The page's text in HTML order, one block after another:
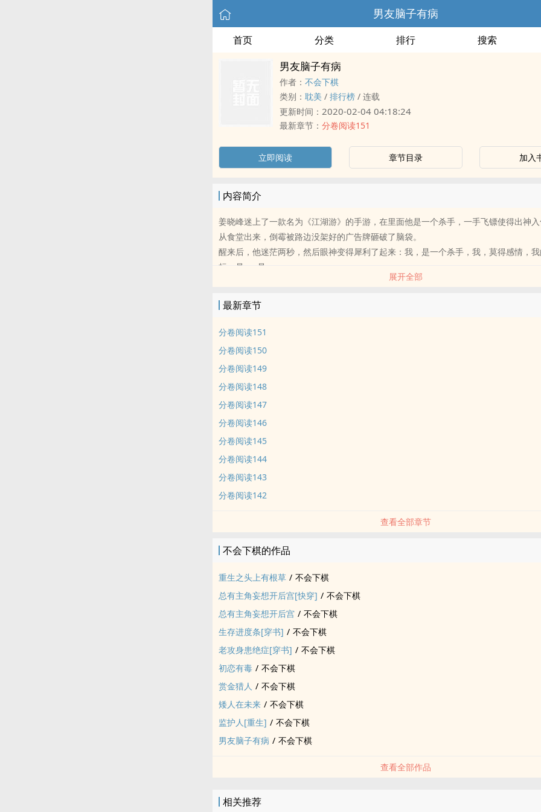
男友脑子有病
首页 分类 排行 搜索
男友脑子有病
作者： 不会下棋
类别： 耽美 / 排行榜 / 连载
更新时间： 2020-02-04 04:18:24
最新章节： 分卷阅读151
立即阅读 章节目录 加入
内容简介
姜晓峰迷上了一款名为《江湖游》的手游，在里面他是一个杀手，一手飞镖使得出神
从食堂出来，倒霉被路边没架好的广告牌砸破了脑袋。
醒来后，他迷茫两秒，然后眼神变得犀利了起来：我，是一个杀手，我，莫得感情，我
标，是……是……
舍友：孟浮生可真好心啊，不仅送晓峰来医院，还垫付了医药费。
几天后，孟浮生在路上被一个折叠成心形的“飞镖”砸中。
他看一眼花坛后鬼鬼祟祟的姜晓峰：……
……
不久之后，姜晓峰清醒过来，震惊地发现自己多了个男朋友，还听说这个男朋友是他千
打不择手段硬生生掰弯追回来的。
姜晓峰尴尬而僵硬：“那个……分手……”
孟浮生冷笑：“做梦。”
逻辑，没有逻辑！甜就是逻辑！
排雷：1、攻受身心全都一对一，主受；
2、拒绝扒榜，拒绝人身攻击，不爱点叉，请不要互相伤害；
3、作者智硬且偶尔逻辑死，考究党求放过；
展开全部
最新章节
分卷阅读151
分卷阅读150
分卷阅读149
分卷阅读148
分卷阅读147
分卷阅读146
分卷阅读145
分卷阅读144
分卷阅读143
分卷阅读142
查看全部章节
不会下棋的作品
重生之头上有根草 / 不会下棋
总有主角妄想开后宫[快穿] / 不会下棋
总有主角妄想开后宫 / 不会下棋
生存进度条[穿书] / 不会下棋
老攻身患绝症[穿书] / 不会下棋
初恋有毒 / 不会下棋
赏金猎人 / 不会下棋
矮人在未来 / 不会下棋
监护人[重生] / 不会下棋
男友脑子有病 / 不会下棋
查看全部作品
相关推荐